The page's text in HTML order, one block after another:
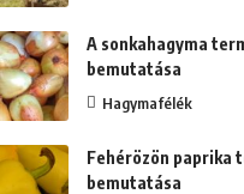
A sonkahagyma
bemutatása
Hagymafélék
Fehérözön paprika
bemutatása